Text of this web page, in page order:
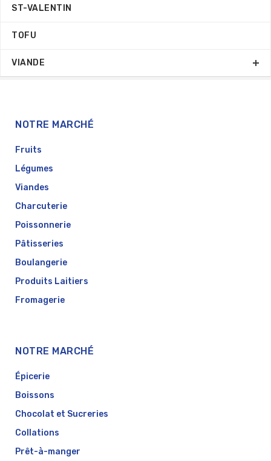
ST-VALENTIN
TOFU
VIANDE
NOTRE MARCHÉ
Fruits
Légumes
Viandes
Charcuterie
Poissonnerie
Pâtisseries
Boulangerie
Produits Laitiers
Fromagerie
NOTRE MARCHÉ
Épicerie
Boissons
Chocolat et Sucreries
Collations
Prêt-à-manger